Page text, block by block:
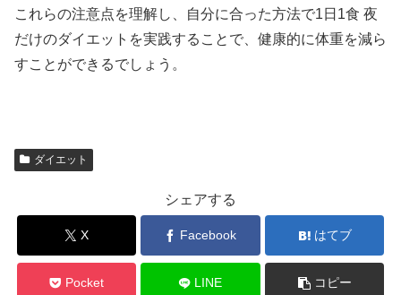
これらの注意点を理解し、自分に合った方法で1日1食 夜
だけのダイエットを実践することで、健康的に体重を減ら
すことができるでしょう。
ダイエット
シェアする
X Facebook はてブ
Pocket LINE コピー